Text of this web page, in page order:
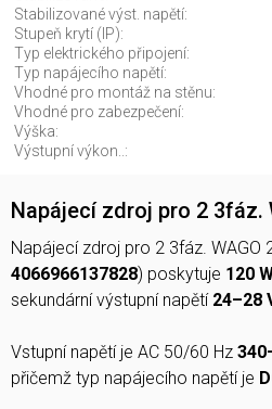
Stabilizované výst. napětí:
Stupeň krytí (IP):
Typ elektrického připojení:
Typ napájecího napětí:
Vhodné pro montáž na stěnu:
Vhodné pro zabezpečení:
Výška:
Výstupní výkon..:
Napájecí zdroj pro 2 3fáz.
Napájecí zdroj pro 2 3fáz. WAGO
4066966137828) poskytuje 120
sekundární výstupní napětí 24–28
Vstupní napětí je AC 50/60 Hz
přičemž typ napájecího napětí je